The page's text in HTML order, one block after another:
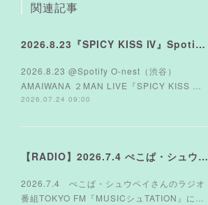
関連記事
2026.8.23『SPICY KISS Ⅳ』Spotify O-nest
2026.8.23 @Spotify O-nest（渋谷）
AMAIWANA ２MAN LIVE『SPICY KISS …
2026.07.24 09:00
【RADIO】2026.7.4 ぺこぱ・シュウペイさんのラジオ TOKYO FM『MUSICシュTATION』
2026.7.4 ぺこぱ・シュウペイさんのラジオ
番組TOKYO FM『MUSICシュTATION』に…